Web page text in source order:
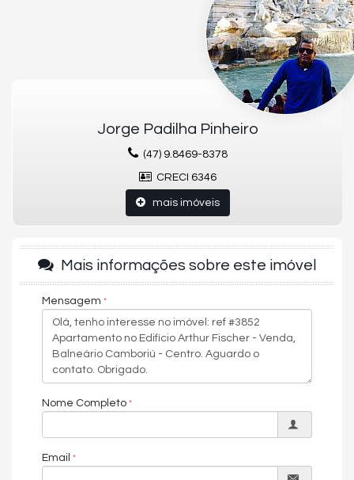
Jorge Padilha Pinheiro
(47) 9.8469-8378
CRECI 6346
mais imóveis
Mais informações sobre este imóvel
Mensagem
Nome Completo
Email